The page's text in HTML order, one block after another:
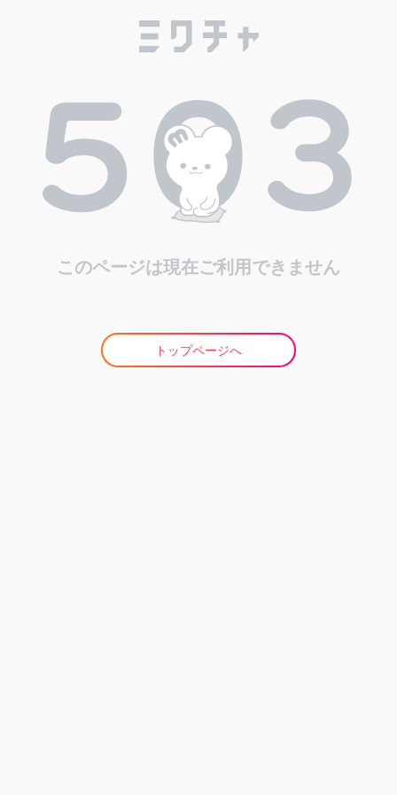
このページは現在ご利用できません